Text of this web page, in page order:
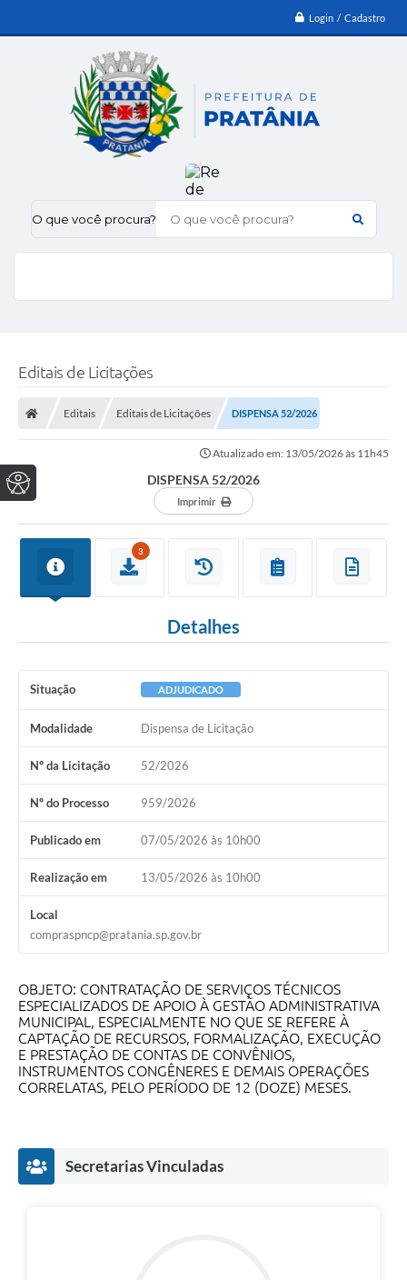
Login / Cadastro
O que você procura?
Editais de Licitações
Editais Editais de Licitações DISPENSA 52/2026
Atualizado em: 13/05/2026 às 11h45
DISPENSA 52/2026
Imprimir
3
Detalhes
Situação ADJUDICADO
Modalidade Dispensa de Licitação
Nº da Licitação 52/2026
Nº do Processo 959/2026
Publicado em 07/05/2026 às 10h00
Realização em 13/05/2026 às 10h00
Local
compraspncp@pratania.sp.gov.br
OBJETO: CONTRATAÇÃO DE SERVIÇOS TÉCNICOS
ESPECIALIZADOS DE APOIO À GESTÃO ADMINISTRATIVA
MUNICIPAL, ESPECIALMENTE NO QUE SE REFERE À
CAPTAÇÃO DE RECURSOS, FORMALIZAÇÃO, EXECUÇÃO
E PRESTAÇÃO DE CONTAS DE CONVÊNIOS,
INSTRUMENTOS CONGÊNERES E DEMAIS OPERAÇÕES
CORRELATAS, PELO PERÍODO DE 12 (DOZE) MESES.
Secretarias Vinculadas